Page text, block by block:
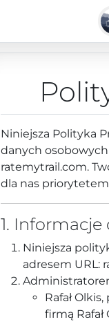
Niniejsza Polityka
danych
ratemytrail.com.
dla nas
1. Informacje
Niniejsza
adresem URL:
Rafał
firmą